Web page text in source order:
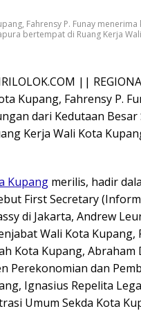
Fahrensy P. Funay
bertempat di Ruang Kerja
||
Kupang, Fahrensy P.
dari Kedutaan Besar
Kerja Wali Kota
Kupang merilis, hadir
First Secretary
di Jakarta, Andrew
Wali Kota Kupang,
Kota Kupang, Abraham
Perekonomian dan
Ignasius Repelita
Umum Sekda Kota